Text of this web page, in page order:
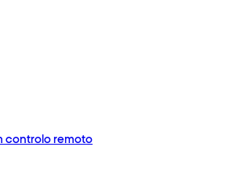
controlo remoto